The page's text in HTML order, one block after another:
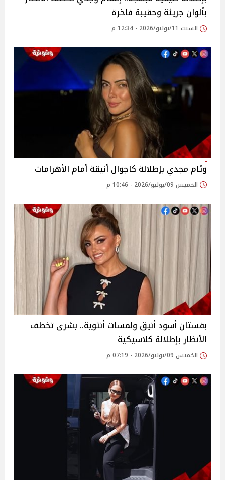
بألوان جريئة وحقيبة فاخرة
السبت 11/يوليو/2026 - 12:34 م
وئام مجدي بإطلالة كاجوال أنيقة أمام الأهرامات
الخميس 09/يوليو/2026 - 10:46 م
بفستان أسود أنيق ولمسات أنثوية.. بشرى تخطف
الأنظار بإطلالة كلاسيكية
الخميس 09/يوليو/2026 - 07:19 م